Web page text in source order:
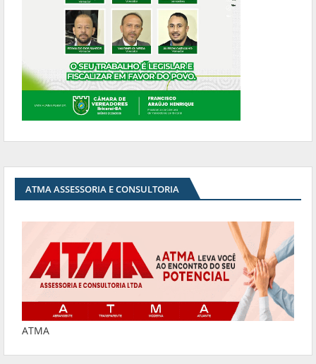
ATMA ASSESSORIA E CONSULTORIA
ATMA